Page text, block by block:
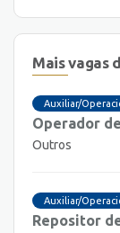
Mais vagas
Auxiliar/
Operador
Outros
Auxiliar/
Repositor